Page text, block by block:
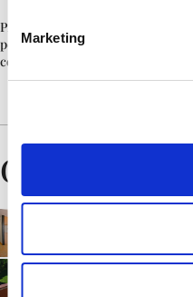
Marketing
Prohibido fumar. No están
permitidos los animales de
compañía.
Galería